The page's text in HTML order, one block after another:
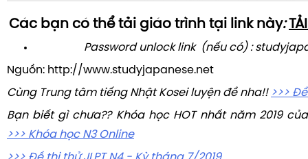
Các bạn có thể tải giáo trình tại link này:
Password unlock link (nếu có) :
Nguồn: http://www.studyjapanese.net
Cùng Trung tâm tiếng Nhật Kosei luyện đề nha!! >>>
Bạn biết gì chưa?? Khóa học HOT nhất năm 2019
>>> Khóa học N3 Online